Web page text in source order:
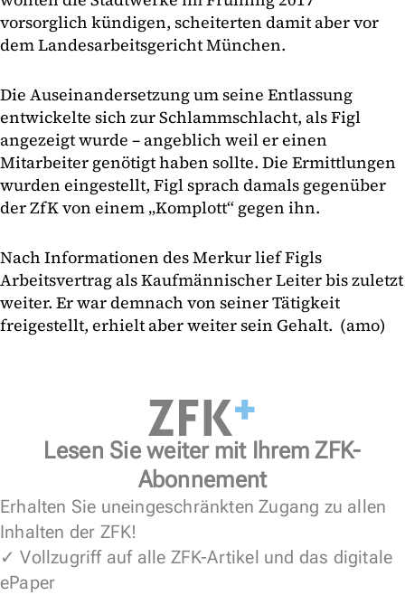
vorsorglich kündigen, scheiterten damit aber vor
dem Landesarbeitsgericht München.
Die Auseinandersetzung um seine Entlassung
entwickelte sich zur Schlammschlacht, als Figl
angezeigt wurde – angeblich weil er einen
Mitarbeiter genötigt haben sollte. Die Ermittlungen
wurden eingestellt, Figl sprach damals gegenüber
der ZfK von einem „Komplott“ gegen ihn.
Nach Informationen des Merkur lief Figls
Arbeitsvertrag als Kaufmännischer Leiter bis zuletzt
weiter. Er war demnach von seiner Tätigkeit
freigestellt, erhielt aber weiter sein Gehalt. (amo)
Lesen Sie weiter mit Ihrem ZFK-
Abonnement
Erhalten Sie uneingeschränkten Zugang zu allen
Inhalten der ZFK!
✓ Vollzugriff auf alle ZFK-Artikel und das digitale
ePaper